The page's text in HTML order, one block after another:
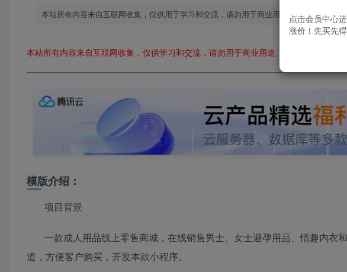
本站所有内容来自互联网收集，仅供用于学习和交流，请勿用于商业用途。如有侵权、不
本站所有内容来自互联网收集，仅供学习和交流，请勿用于商业用途。如有侵权、不妥
模版介绍：
项目背景
一款成人用品线上零售商城，在线销售男士、女士避孕用品、情趣内衣
道，方便客户购买，开发本款小程序。
点击会员中心
涨价！先买先得